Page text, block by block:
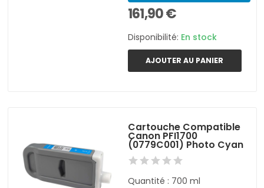
161,90 €
Disponibilité: En stock
AJOUTER AU PANIER
Cartouche Compatible
Canon PFI1700
(0779C001) Photo Cyan
Quantité : 700 ml